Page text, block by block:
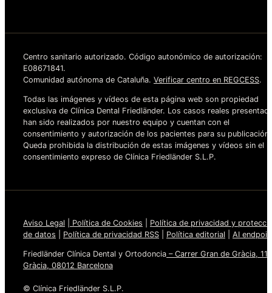
Centro sanitario autorizado. Código autonómico de autorización:
E08671841.
Comunidad autónoma de Cataluña. Verificar centro en REGCESS.
Todas las imágenes y vídeos de esta página web son propiedad
exclusiva de Clínica Dental Friedländer. Los casos reales
han sido realizados por nuestro equipo y cuentan con el
consentimiento y autorización de los pacientes para su publicación.
Queda prohibida la distribución de estas imágenes y vídeos sin el
consentimiento expreso de Clínica Friedländer S.L.P.
Aviso Legal Política de Cookies
Política de privacidad y
de datos
Política de privacidad RSS Política editorial AI
Friedländer Clínica Dental y Ortodoncia – Carrer Gran de Gràcia,
Gràcia, 08012 Barcelona
© Clínica Friedländer S.L.P.